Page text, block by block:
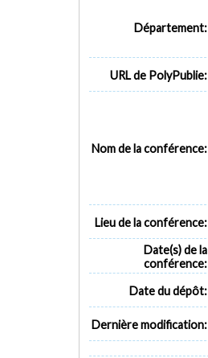
Département:
URL de PolyPublie:
Nom de la conférence:
Lieu de la conférence:
Date(s) de la
conférence:
Date du dépôt:
Dernière modification: